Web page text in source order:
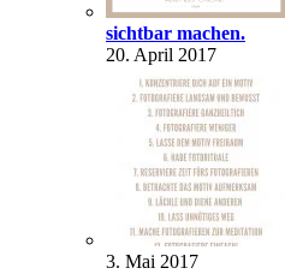
sichtbar machen.
20. April 2017
3. Mai 2017